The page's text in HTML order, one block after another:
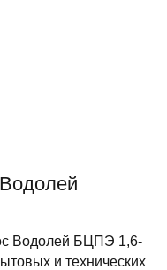
Водолей БЦПЭ 1,6-
и технических